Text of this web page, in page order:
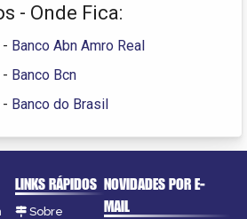
- Onde Fica:
- Banco Abn Amro Real
- Banco Bcn
- Banco do Brasil
LINKS RÁPIDOS
Sobre
NOVIDADES POR E-
MAIL